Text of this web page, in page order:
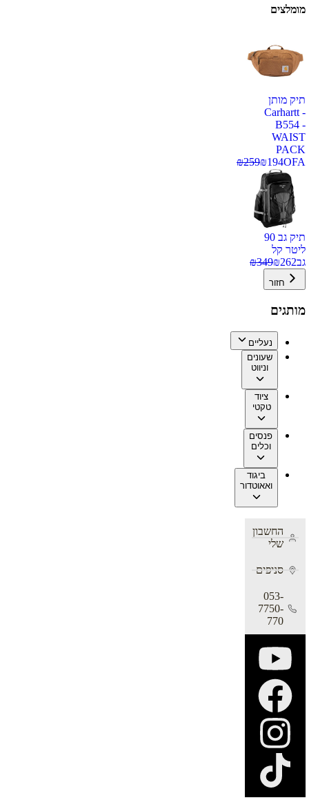
מומלצים
תיק מותן
Carhartt -
B554 -
WAIST
PACK
OFA
₪194
₪259
תיק גב 90
ליטר קל
גב
₪262
₪349
חזור
מותגים
נעליים
שעונים
וניווט
ציוד
טקטי
פנסים
וכלים
ביגוד
ואאוטדור
החשבון
שלי
סניפים
053-
7750-
770